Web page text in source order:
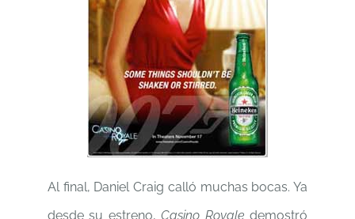
Al final, Daniel Craig calló muchas bocas. Ya
desde su estreno,Casino Royale demostró